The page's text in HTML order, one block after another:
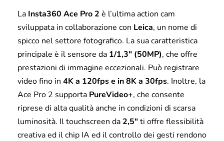
La Insta360 Ace Pro 2 è l’ultima action cam
sviluppata in collaborazione con Leica, un nome di
spicco nel settore fotografico. La sua caratteristica
principale è il sensore da 1/1,3″ (50MP), che offre
prestazioni di immagine eccezionali. Può registrare
video fino in 4K a 120fps e in 8K a 30fps. Inoltre, la
Ace Pro 2 supporta PureVideo+, che consente
riprese di alta qualità anche in condizioni di scarsa
luminosità. Il touchscreen da 2,5″ti offre flessibilità
creativa ed il chip IA ed il controllo dei gesti rendono